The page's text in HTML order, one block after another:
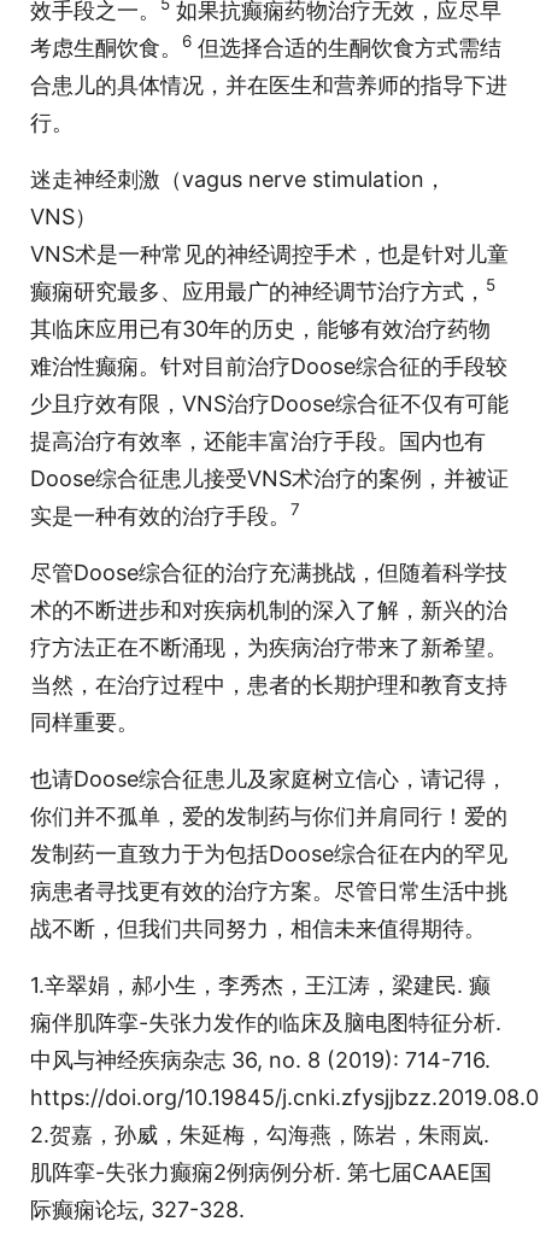
效手段之一。 5 如果抗癫痫药物治疗无效，应尽早
考虑生酮饮食。
6 但选择合适的生酮饮食方式需结
合患儿的具体情况，并在医生和营养师的指导下进
行。
迷走神经刺激（vagus nerve stimulation，
VNS）
VNS术是一种常见的神经调控手术，也是针对儿童
癫痫研究最多、应用最广的神经调节治疗方式， 5
其临床应用已有30年的历史，能够有效治疗药物
难治性癫痫。针对目前治疗Doose综合征的手段较
少且疗效有限，VNS治疗Doose综合征不仅有可能
提高治疗有效率，还能丰富治疗手段。国内也有
Doose综合征患儿接受VNS术治疗的案例，并被证
实是一种有效的治疗手段。
7
尽管Doose综合征的治疗充满挑战，但随着科学技
术的不断进步和对疾病机制的深入了解，新兴的治
疗方法正在不断涌现，为疾病治疗带来了新希望。
当然，在治疗过程中，患者的长期护理和教育支持
同样重要。
也请Doose综合征患儿及家庭树立信心，请记得，
你们并不孤单，爱的发制药与你们并肩同行！爱的
发制药一直致力于为包括Doose综合征在内的罕见
病患者寻找更有效的治疗方案。尽管日常生活中挑
战不断，但我们共同努力，相信未来值得期待。
1.辛翠娟，郝小生，李秀杰，王江涛，梁建民. 癫
痫伴肌阵挛-失张力发作的临床及脑电图特征分析.
中风与神经疾病杂志 36, no. 8 (2019): 714-716.
https://doi.org/10.19845/
2.贺嘉，孙威，朱延梅，勾海燕，陈岩，朱雨岚.
肌阵挛-失张力癫痫2例病例分析. 第七届CAAE国
际癫痫论坛, 327-328.